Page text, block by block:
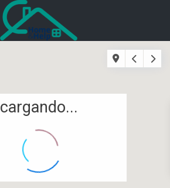
cargando...